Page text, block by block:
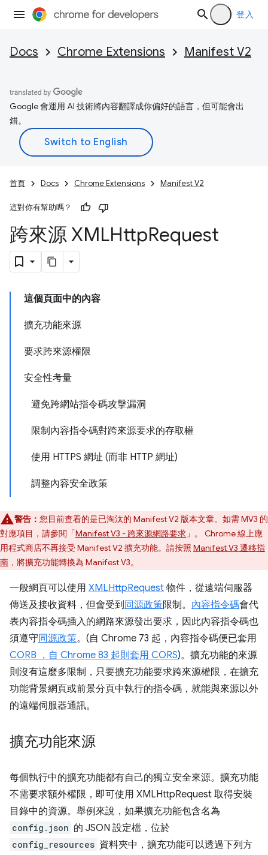
登入
Docs Chrome Extensions Manifest V2
Google 會運用 AI 技術將內容翻譯成你偏好的語言，但可能會出
錯。
首頁 Docs Chrome Extensions Manifest V2
這對你有幫助嗎？
跨來源 XMLHttpRequest
這個頁面中的內容
擴充功能來源
要求跨來源權限
安全性考量
避免跨網站指令碼攻擊漏洞
限制內容指令碼對跨來源要求的存取權
使用 HTTPS 網址 (而非 HTTP 網址)
調整內容安全政策
警告： 您目前查看的是已淘汰的 Manifest V2 版本文章。如需 MV3 的
對應項目，請參閱「Manifest V3 - 跨來源網路要求 」。 Chrome 線上應
用程式商店不再接受 Manifest V2 擴充功能。請按照 Manifest V3 遷移指
南 ，將擴充功能轉換為 Manifest V3。
一般網頁可以使用 XMLHttpRequest 物件，從遠端伺服器
傳送及接收資料，但會受到 同源政策限制。 內容指令碼會代
表內容指令碼插入的網路來源發出要求，因此內容指令碼也
須遵守同源政策。(自 Chrome 73 起，內容指令碼便已套用
CORB ，自 Chrome 83 起則套用 CORS)。擴充功能的來源
則沒有這麼多限制，只要擴充功能要求跨來源權限，在擴充
功能背景網頁或前景分頁中執行的指令碼，就能與來源以外
的遠端伺服器通訊。
擴充功能來源
每個執行中的擴充功能都有自己的獨立安全來源。擴充功能
不需要求額外權限，即可使用 XMLHttpRequest 取得安裝
目錄中的資源。舉例來說，如果擴充功能包含名為
config.json 的 JSON 設定檔，位於
config_resources 資料夾中，擴充功能可以透過下列方